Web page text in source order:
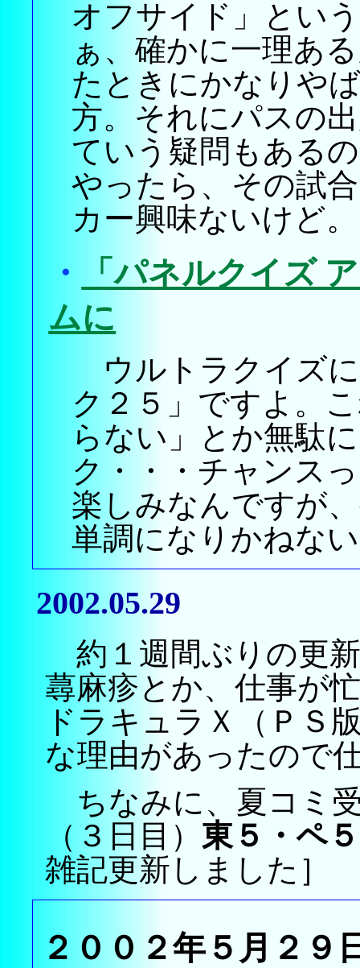
オフサイド」とい
ぁ、確かに一理あ
たときにかなりや
方。それにパスの
ていう疑問もある
やったら、その試
カー興味ないけど。
・
「パネルクイズ
ムに
ウルトラクイズ
ク２５」ですよ。
らない」とか無駄
ク・・・チャンス
楽しみなんですが
単調になりかねな
2002.05.29
約１週間ぶりの更
蕁麻疹とか、仕事が
ドラキュラＸ（ＰＳ
な理由があったので
ちなみに、夏コミ
（３日目） 東５・ペ
雑記更新しました］
２００２年５月２９